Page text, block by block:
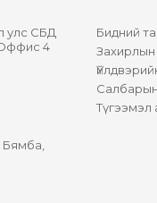
улс СБД
4
Бидний
Түгээмэл